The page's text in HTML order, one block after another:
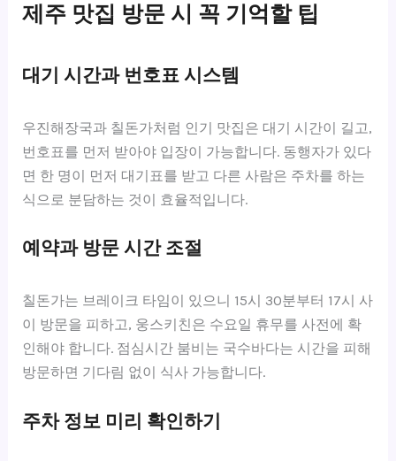
제주 맛집 방문 시 꼭 기억할 팁
대기 시간과 번호표 시스템
우진해장국과 칠돈가처럼 인기 맛집은 대기 시간이 길고,
번호표를 먼저 받아야 입장이 가능합니다. 동행자가 있다
면 한 명이 먼저 대기표를 받고 다른 사람은 주차를 하는
식으로 분담하는 것이 효율적입니다.
예약과 방문 시간 조절
칠돈가는 브레이크 타임이 있으니 15시 30분부터 17시 사
이 방문을 피하고, 웅스키친은 수요일 휴무를 사전에 확
인해야 합니다. 점심시간 붐비는 국수바다는 시간을 피해
방문하면 기다림 없이 식사 가능합니다.
주차 정보 미리 확인하기